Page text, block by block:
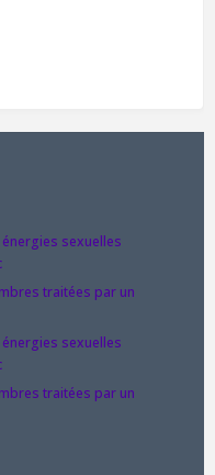
énergies sexuelles
traitées par un
énergies sexuelles
traitées par un